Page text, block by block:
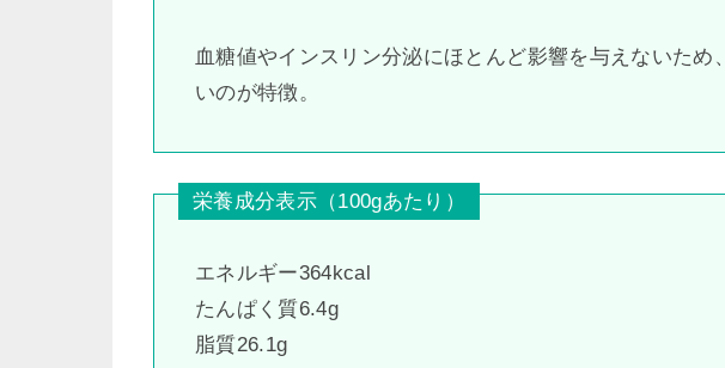
血糖値やインスリン分泌にほとんど影響を与えないため、
いのが特徴。
栄養成分表示（100gあたり）
エネルギー364kcal
たんぱく質6.4g
脂質26.1g